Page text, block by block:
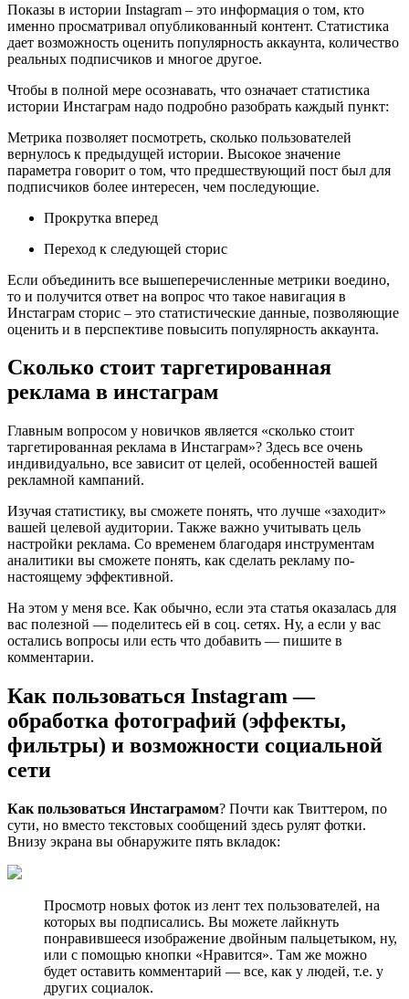
Показы в истории Instagram – это информация о том, кто
именно просматривал опубликованный контент. Статистика
дает возможность оценить популярность аккаунта, количество
реальных подписчиков и многое другое.
Чтобы в полной мере осознавать, что означает статистика
истории Инстаграм надо подробно разобрать каждый пункт:
Метрика позволяет посмотреть, сколько пользователей
вернулось к предыдущей истории. Высокое значение
параметра говорит о том, что предшествующий пост был для
подписчиков более интересен, чем последующие.
Прокрутка вперед
Переход к следующей сторис
Если объединить все вышеперечисленные метрики воедино,
то и получится ответ на вопрос что такое навигация в
Инстаграм сторис – это статистические данные, позволяющие
оценить и в перспективе повысить популярность аккаунта.
Сколько стоит таргетированная
реклама в инстаграм
Главным вопросом у новичков является «сколько стоит
таргетированная реклама в Инстаграм»? Здесь все очень
индивидуально, все зависит от целей, особенностей вашей
рекламной кампаний.
Изучая статистику, вы сможете понять, что лучше «заходит»
вашей целевой аудитории. Также важно учитывать цель
настройки реклама. Со временем благодаря инструментам
аналитики вы сможете понять, как сделать рекламу по-
настоящему эффективной.
На этом у меня все. Как обычно, если эта статья оказалась для
вас полезной — поделитесь ей в соц. сетях. Ну, а если у вас
остались вопросы или есть что добавить — пишите в
комментарии.
Как пользоваться Instagram —
обработка фотографий (эффекты,
фильтры) и возможности социальной
сети
Как пользоваться Инстаграмом? Почти как Твиттером, по
сути, но вместо текстовых сообщений здесь рулят фотки.
Внизу экрана вы обнаружите пять вкладок:
Просмотр новых фоток из лент тех пользователей, на
которых вы подписались. Вы можете лайкнуть
понравившееся изображение двойным пальцетыком, ну,
или с помощью кнопки «Нравится». Там же можно
будет оставить комментарий — все, как у людей, т.е. у
других социалок.